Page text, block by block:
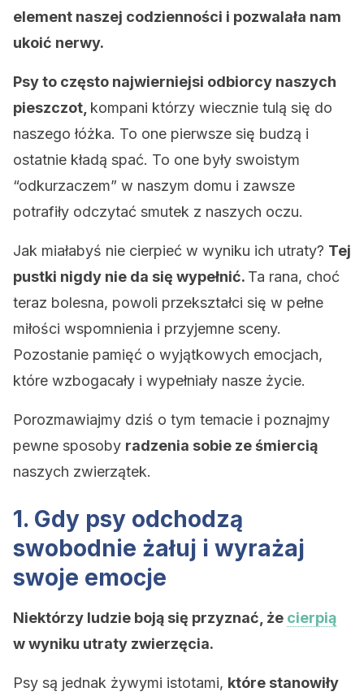
element naszej codzienności i pozwalała nam
ukoić nerwy.
Psy to często najwierniejsi odbiorcy naszych
pieszczot, kompani którzy wiecznie tulą się do
naszego łóżka. To one pierwsze się budzą i
ostatnie kładą spać. To one były swoistym
“odkurzaczem” w naszym domu i zawsze
potrafiły odczytać smutek z naszych oczu.
Jak miałabyś nie cierpieć w wyniku ich utraty? Tej
pustki nigdy nie da się wypełnić. Ta rana, choć
teraz bolesna, powoli przekształci się w pełne
miłości wspomnienia i przyjemne sceny.
Pozostanie pamięć o wyjątkowych emocjach,
które wzbogacały i wypełniały nasze życie.
Porozmawiajmy dziś o tym temacie i poznajmy
pewne sposoby radzenia sobie ze śmiercią
naszych zwierzątek.
1. Gdy psy odchodzą
swobodnie żałuj i wyrażaj
swoje emocje
Niektórzy ludzie boją się przyznać, że cierpią
w wyniku utraty zwierzęcia.
Psy są jednak żywymi istotami, które stanowiły